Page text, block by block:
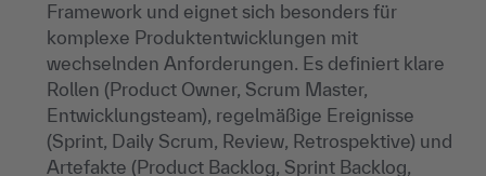
Framework und eignet sich besonders für
komplexe Produktentwicklungen mit
wechselnden Anforderungen. Es definiert klare
Rollen (Product Owner, Scrum Master,
Entwicklungsteam), regelmäßige Ereignisse
(Sprint, Daily Scrum, Review, Retrospektive) und
Artefakte (Product Backlog, Sprint Backlog,